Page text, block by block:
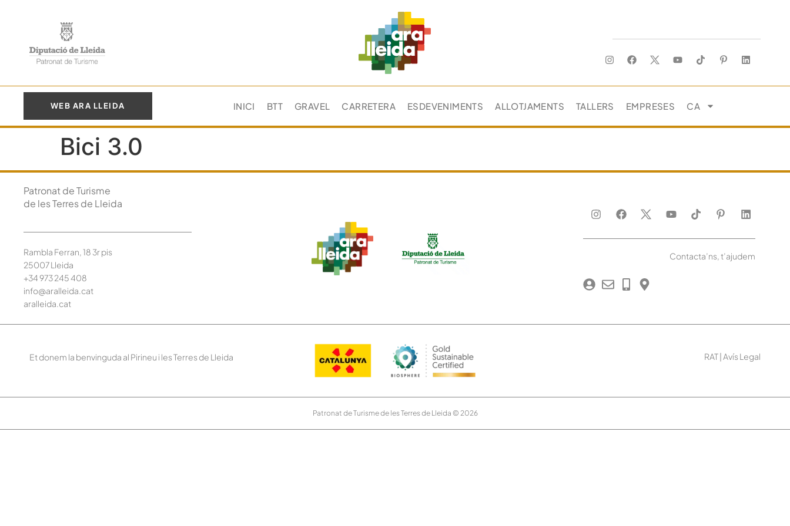
WEB ARA LLEIDA INICI BTT GRAVEL CARRETERA ESDEVENIMENTS ALLOTJAMENTS TALLERS EMPRESES CA
Bici 3.0
Patronat de Turisme
de les Terres de Lleida
Rambla Ferran, 18 3r pis
25007 Lleida
+34 973 245408
info@aralleida.cat
aralleida.cat
Contacta’ns, t’ajudem
Et donem la benvinguda al Pirineu i les Terres de Lleida RAT|Avís Legal
Patronat de Turisme de les Terres de Lleida © 2026